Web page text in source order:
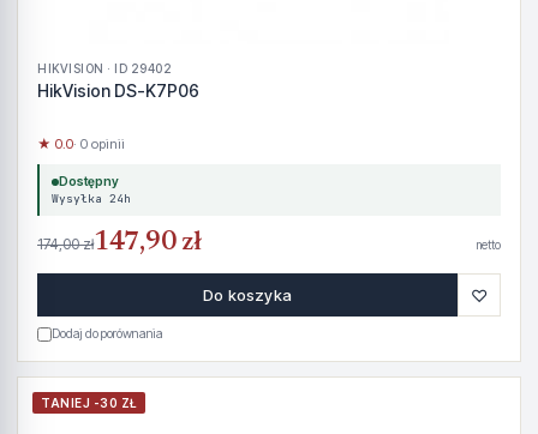
HIKVISION · ID 29402
HikVision DS-K7P06
★ 0.0· 0 opinii
Dostępny
Wysyłka 24h
174,00 zł147,90 zł netto
Do koszyka ♡
Dodaj do porównania
TANIEJ -30 ZŁ